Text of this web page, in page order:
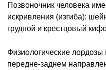
Позвоночник человека
искривления (изгиба):
грудной и крестцовый
Физиологические
передне-заднем